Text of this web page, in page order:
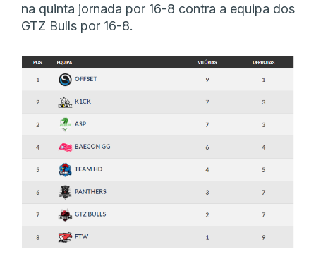
na quinta jornada por 16-8 contra a equipa dos
GTZ Bulls por 16-8.